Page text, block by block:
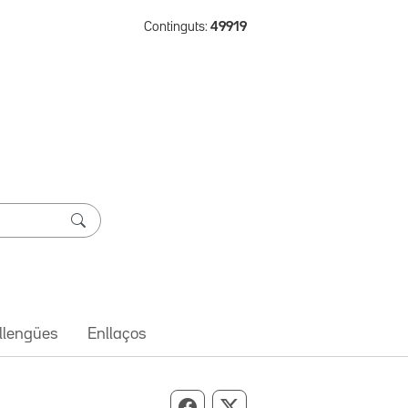
Continguts: 49919
Enllaços